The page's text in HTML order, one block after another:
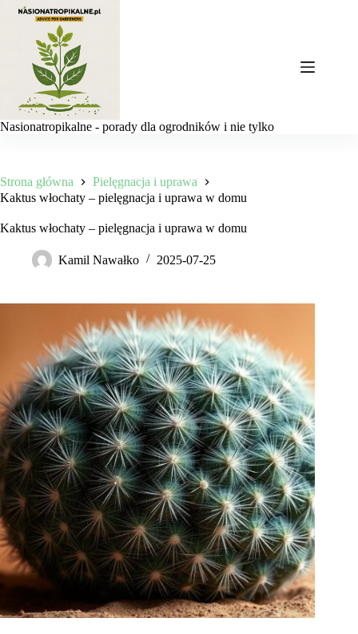
Przejdź
Nasionatropikalne - porady dla ogrodników i nie tylko
Strona główna
Pielęgnacja i uprawa
Kaktus włochaty – pielęgnacja i uprawa w domu
Kaktus włochaty – pielęgnacja i uprawa w domu
Kamil Nawałko 2025-07-25